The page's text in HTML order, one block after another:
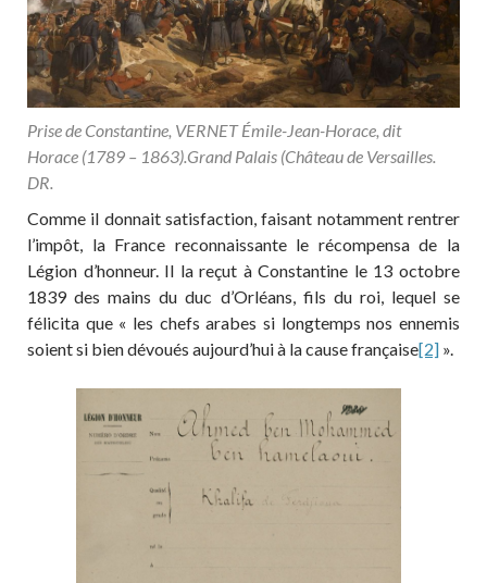
Prise de Constantine, VERNET Émile-Jean-Horace, dit
Horace (1789 – 1863).Grand Palais (Château de Versailles.
DR.
Comme il donnait satisfaction, faisant notamment rentrer
l’impôt, la France reconnaissante le récompensa de la
Légion d’honneur. Il la reçut à Constantine le 13 octobre
1839 des mains du duc d’Orléans, fils du roi, lequel se
félicita que « les chefs arabes si longtemps nos ennemis
soient si bien dévoués aujourd’hui à la cause française[2] ».